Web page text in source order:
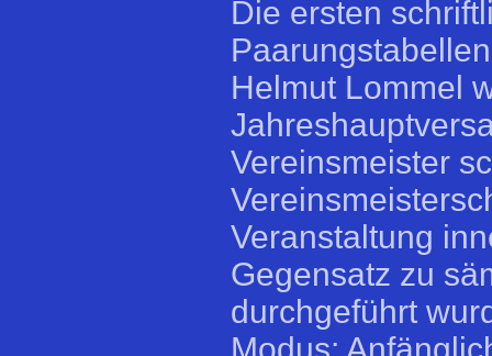
Die ersten
Helmut Lommel
Vereinsmeister
Veranstaltung
Gegensatz zu
durchgeführt
Modus: